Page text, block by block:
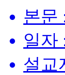
본문
일자
설교